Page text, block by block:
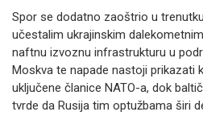
Spor se dodatno zaoštrio u
učestalim ukrajinskim
naftnu izvoznu infrastrukturu u
Moskva te napade nastoji prikazati
uključene članice NATO-a, dok
tvrde da Rusija tim optužbama širi